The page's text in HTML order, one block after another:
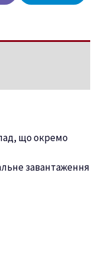
що окремо
завантаження